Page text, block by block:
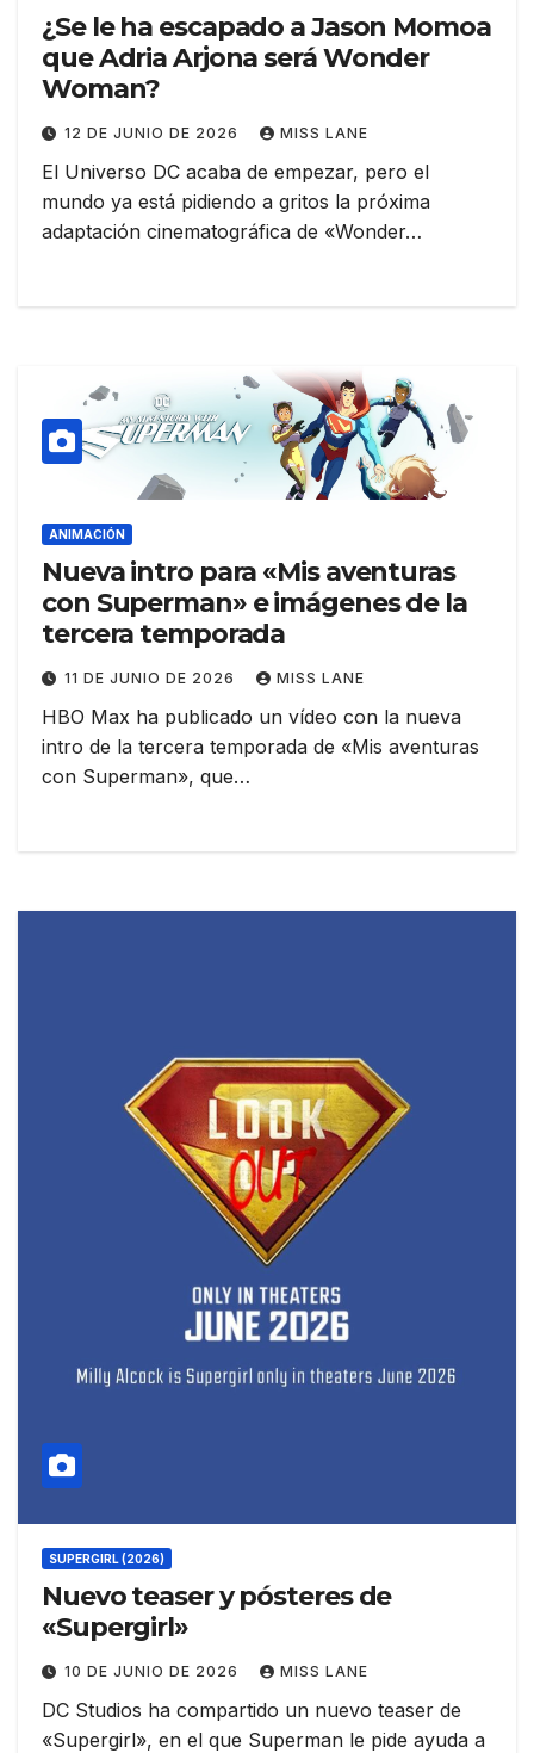
¿Se le ha escapado a Jason Momoa
que Adria Arjona será Wonder
Woman?
12 DE JUNIO DE 2026 MISS LANE
El Universo DC acaba de empezar, pero el
mundo ya está pidiendo a gritos la próxima
adaptación cinematográfica de «Wonder…
ANIMACIÓN
Nueva intro para «Mis aventuras
con Superman» e imágenes de la
tercera temporada
11 DE JUNIO DE 2026 MISS LANE
HBO Max ha publicado un vídeo con la nueva
intro de la tercera temporada de «Mis aventuras
con Superman», que…
SUPERGIRL (2026)
Nuevo teaser y pósteres de
«Supergirl»
10 DE JUNIO DE 2026 MISS LANE
DC Studios ha compartido un nuevo teaser de
«Supergirl», en el que Superman le pide ayuda a